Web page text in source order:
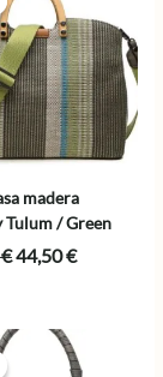
madera
Tulum / Green
€El
era:
89,00 €.
44,50€El
44,50 €.